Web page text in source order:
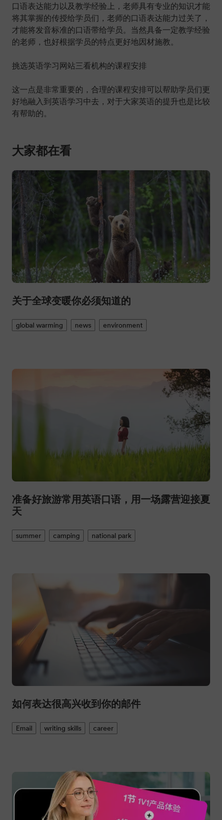
口语表达能力以及教学经验上，老师具有专业的知识才能
将其掌握的传授给学员们，老师的口语表达能力过关了，
才能将发音标准的口语带给学员。当然具备一定教学经验
的老师，也好根据学员的特点更好地因材施教。
挑选英语学习网站三看机构的课程安排
这一点是非常重要的，合理的课程安排可以帮助学员们更
好地融入到英语学习中去，对于大家英语的提升也是比较
有帮助的。
关于全球变暖你必须知道的
global warming news environment
准备好旅游常用英语口语，用一场露营迎接夏
天
summer camping national park
如何表达很高兴收到你的邮件
Email writing skills career